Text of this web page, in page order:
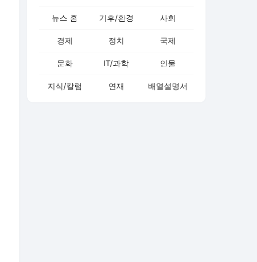
뉴스 홈 기후/환경 사회
경제 정치 국제
문화 IT/과학 인물
지식/칼럼 연재 배열설명서